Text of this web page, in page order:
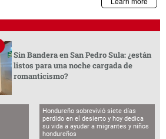
Sin Bandera en San Pedro Sula: ¿están
listos para una noche cargada de
romanticismo?
Hondureño sobrevivió siete días
perdido en el desierto y hoy dedica
su vida a ayudar a migrantes y niños
hondureños